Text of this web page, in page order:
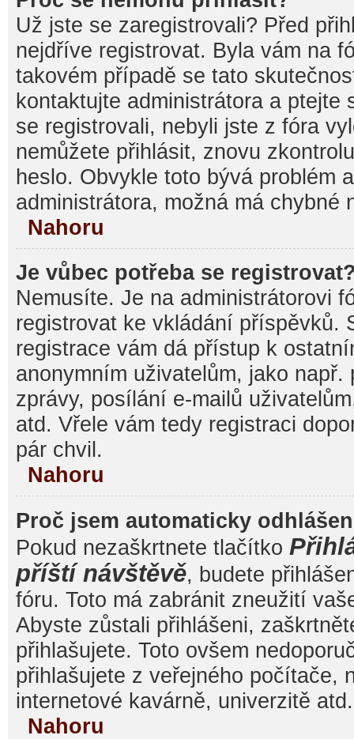
Už jste se zaregistrovali? Před
nejdříve registrovat. Byla vám na
takovém případě se tato
kontaktujte administrátora a ptejte
se registrovali, nebyli jste z fóra
nemůžete přihlásit, znovu
heslo. Obvykle toto bývá problém
administrátora, možná má chybné
Nahoru
Je vůbec potřeba se
Nemusíte. Je na administrátorovi
registrovat ke vkládání příspěvků.
registrace vám dá přístup k
anonymním uživatelům, jako např.
zprávy, posílání e-mailů
atd. Vřele vám tedy registraci
pár chvil.
Nahoru
Proč jsem automaticky
Pokud nezaškrtnete tlačítko
příští návštěvě, budete
fóru. Toto má zabránit zneužití
Abyste zůstali přihlášeni,
přihlašujete. Toto ovšem
přihlašujete z veřejného počítače,
internetové kavárně, univerzitě atd.
Nahoru